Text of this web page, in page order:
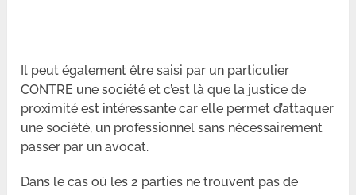
Il peut également être saisi par un particulier
CONTRE une société et c’est là que la justice de
proximité est intéressante car elle permet d’attaquer
une société, un professionnel sans nécessairement
passer par un avocat.
Dans le cas où les 2 parties ne trouvent pas de